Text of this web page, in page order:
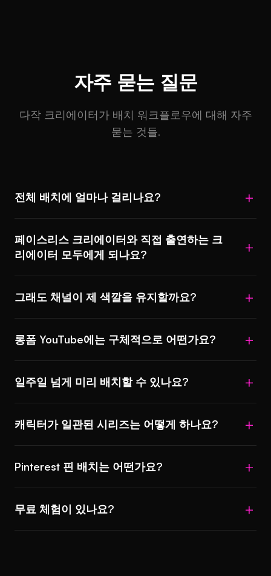
자주 묻는 질문
다작 크리에이터가 배치 워크플로우에 대해 자주
묻는 것들.
전체 배치에 얼마나 걸리나요?
기획 30분, 생성 2~2.5시간, 규격 변환과 예약 30
분에서 1시간. 템플릿이 자리 잡는 두 번째 세션부
페이스리스 크리에이터와 직접 출연하는 크
리에이터 모두에게 되나요?
터 없는 워크플로우를 씁니다. 직접 출연하는 채널
그래도 채널이 제 색깔을 유지할까요?
선별한다면요. AI는 실행을 맡고, 안목은 당신이 맡
니다.
롱폼 YouTube에는 구체적으로 어떤가요?
가 CTR을 올림)과 B롤 물량(B롤이 시청 시간을 늘
일주일 넘게 미리 배치할 수 있나요?
텐츠(트렌드 편승)는 더 빠른 주기가 필요하니
맞습니다.
캐릭터가 일관된 시리즈는 어떻게 하나요?
Training 레시피 참고). 학습된 LoRA가 모든 배치 세
Pinterest 핀 배치는 어떤가요?
세요. 주제마다 썸네일과 함께 Pinterest 핀 5~10개
무료 체험이 있나요?